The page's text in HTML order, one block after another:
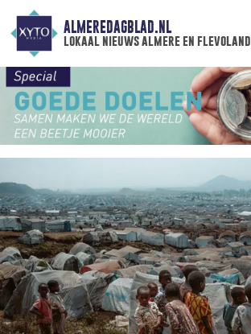
ALMEREDAGBLAD.NL
lokaal nieuws almere en flevoland